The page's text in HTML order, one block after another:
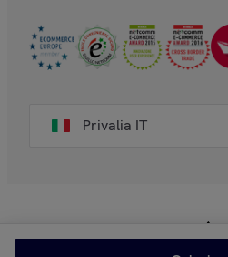
Privalia IT